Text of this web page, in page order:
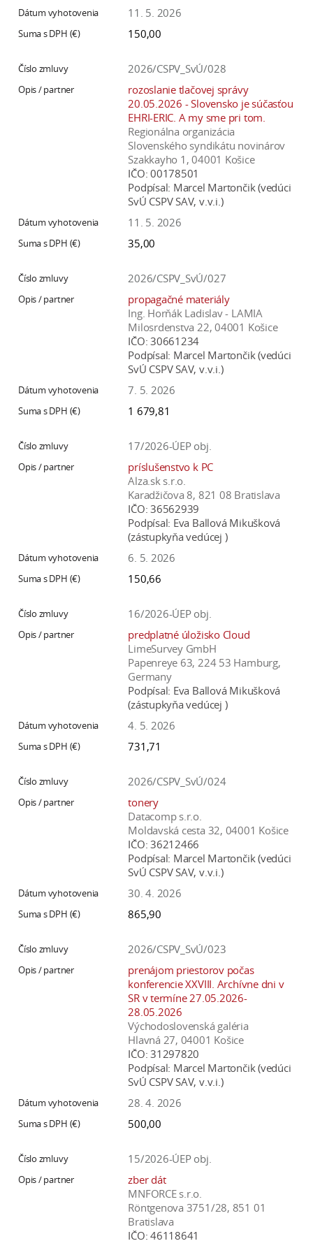
11. 5. 2026
150,00
2026/CSPV_SvÚ/028
rozoslanie tlačovej správy
20.05.2026 - Slovensko je súčasťou
EHRI-ERIC. A my sme pri tom.
Regionálna organizácia
Slovenského syndikátu novinárov
Szakkayho 1, 04001 Košice
IČO: 00178501
Podpísal: Marcel Martončik (vedúci
SvÚ CSPV SAV, v.v.i.)
11. 5. 2026
35,00
2026/CSPV_SvÚ/027
propagačné materiály
Ing. Horňák Ladislav - LAMIA
Milosrdenstva 22, 04001 Košice
IČO: 30661234
Podpísal: Marcel Martončik (vedúci
SvÚ CSPV SAV, v.v.i.)
7. 5. 2026
1 679,81
17/2026-ÚEP obj.
príslušenstvo k PC
Alza.sk s.r.o.
Karadžičova 8, 821 08 Bratislava
IČO: 36562939
Podpísal: Eva Ballová Mikušková
(zástupkyňa vedúcej )
6. 5. 2026
150,66
16/2026-ÚEP obj.
predplatné úložisko Cloud
LimeSurvey GmbH
Papenreye 63, 224 53 Hamburg,
Germany
Podpísal: Eva Ballová Mikušková
(zástupkyňa vedúcej )
4. 5. 2026
731,71
2026/CSPV_SvÚ/024
tonery
Datacomp s.r.o.
Moldavská cesta 32, 04001 Košice
IČO: 36212466
Podpísal: Marcel Martončik (vedúci
SvÚ CSPV SAV, v.v.i.)
30. 4. 2026
865,90
2026/CSPV_SvÚ/023
prenájom priestorov počas
konferencie XXVIII. Archívne dni v
SR v termíne 27.05.2026-
28.05.2026
Východoslovenská galéria
Hlavná 27, 04001 Košice
IČO: 31297820
Podpísal: Marcel Martončik (vedúci
SvÚ CSPV SAV, v.v.i.)
28. 4. 2026
500,00
15/2026-ÚEP obj.
zber dát
MNFORCE s.r.o.
Röntgenova 3751/28, 851 01
Bratislava
IČO: 46118641